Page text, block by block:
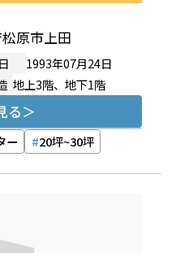
原市上田
1993年07月24日
地上3階、地下1階
る
ー 20坪~30坪